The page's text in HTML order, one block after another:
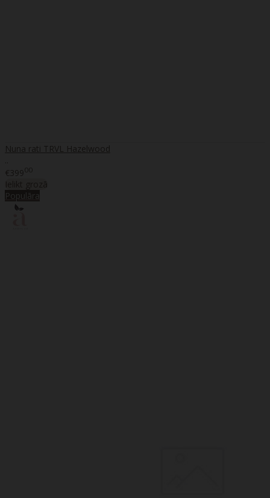
Nuna rati TRVL Hazelwood
€39900
Ielikt grozā
Populāra